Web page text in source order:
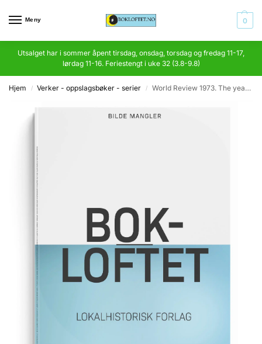
Meny 0
Utsalget har i sommer åpent tirsdag, onsdag, torsdag og fredag 11-17,
lørdag 11-16. Feriestengt i uke 32 (3.8-9.8)
Hjem / Verker - oppslagsbøker - serier / World Review 1973. The year in pictures